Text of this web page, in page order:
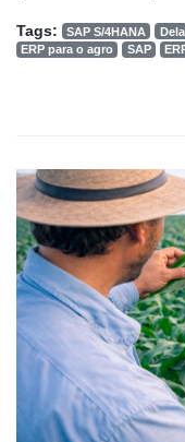
Tags: SAP S/4HANA
ERP para o agro
SAP